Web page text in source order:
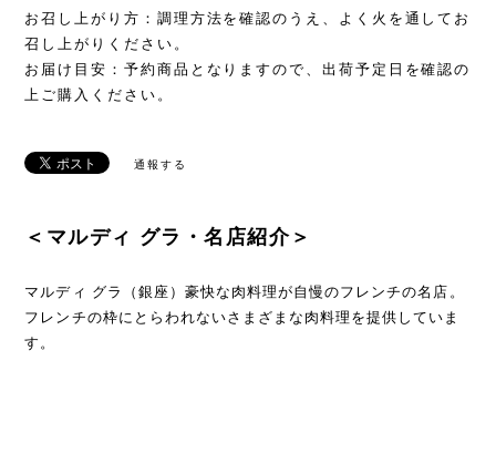
お召し上がり方：調理方法を確認のうえ、よく火を通してお
召し上がりください。
お届け目安：予約商品となりますので、出荷予定日を確認の
上ご購入ください。
通報する
＜マルディ グラ・名店紹介＞
マルディ グラ（銀座）豪快な肉料理が自慢のフレンチの名店。
フレンチの枠にとらわれないさまざまな肉料理を提供していま
す。